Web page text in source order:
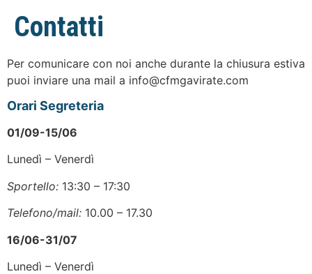
Contatti
Per comunicare con noi anche durante la chiusura estiva
puoi inviare una mail a info@cfmgavirate.com
Orari Segreteria
01/09-15/06
Lunedì – Venerdì
Sportello: 13:30 – 17:30
Telefono/mail: 10.00 – 17.30
16/06-31/07
Lunedì – Venerdì